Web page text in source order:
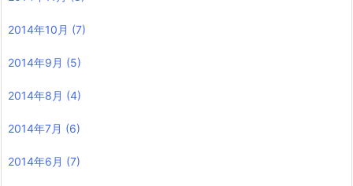
2014年10月 (7)
2014年9月 (5)
2014年8月 (4)
2014年7月 (6)
2014年6月 (7)